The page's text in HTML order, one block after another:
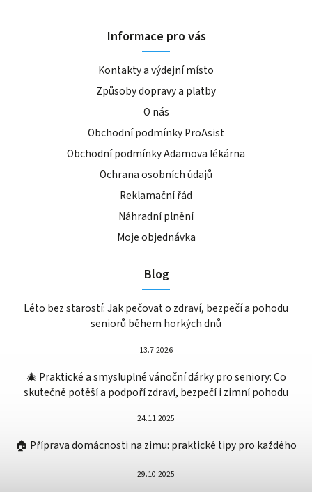
Informace pro vás
Kontakty a výdejní místo
Způsoby dopravy a platby
O nás
Obchodní podmínky ProAsist
Obchodní podmínky Adamova lékárna
Ochrana osobních údajů
Reklamační řád
Náhradní plnění
Moje objednávka
Blog
Léto bez starostí: Jak pečovat o zdraví, bezpečí a pohodu
seniorů během horkých dnů
13.7.2026
🎄 Praktické a smysluplné vánoční dárky pro seniory: Co
skutečně potěší a podpoří zdraví, bezpečí i zimní pohodu
24.11.2025
🏠 Příprava domácnosti na zimu: praktické tipy pro každého
29.10.2025